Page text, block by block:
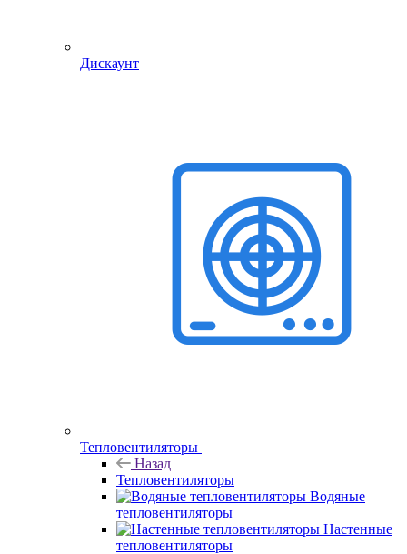
Дискаунт
Тепловентиляторы
Назад
Тепловентиляторы
Водяные
тепловентиляторы
Настенные
тепловентиляторы